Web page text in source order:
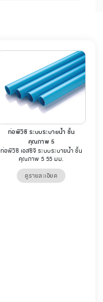
ท่อพีวีซี ระบบระบายน้ำ ชั้น
คุณภาพ 5
ท่อพีวีซี เอสซีจี ระบบระบายน้ำ ชั้น
คุณภาพ 5 55 มม.
ดูรายละเอียด